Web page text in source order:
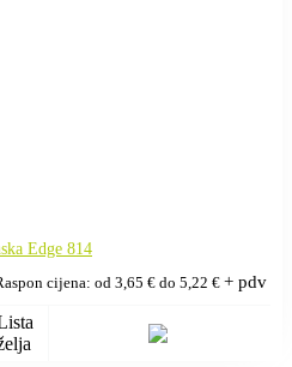
Edge 814
cijena: od 3,65 € do 5,22 € + pdv